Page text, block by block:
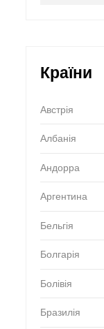
Країни
Австрія
Албанія
Андорра
Аргентина
Бельгія
Болгарія
Болівія
Бразилія